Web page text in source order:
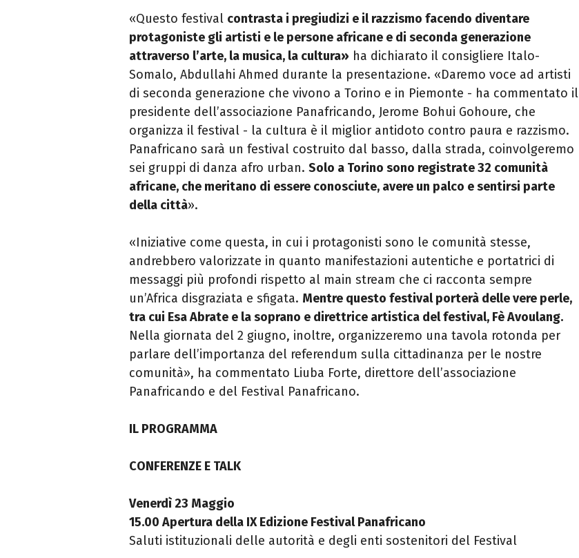
«Questo festival contrasta i pregiudizi e il razzismo facendo diventare
protagoniste gli artisti e le persone africane e di seconda generazione
attraverso l’arte, la musica, la cultura» ha dichiarato il consigliere Italo-
Somalo, Abdullahi Ahmed durante la presentazione. «Daremo voce ad artisti
di seconda generazione che vivono a Torino e in Piemonte - ha commentato il
presidente dell’associazione Panafricando, Jerome Bohui Gohoure, che
organizza il festival - la cultura è il miglior antidoto contro paura e razzismo.
Panafricano sarà un festival costruito dal basso, dalla strada, coinvolgeremo
sei gruppi di danza afro urban. Solo a Torino sono registrate 32 comunità
africane, che meritano di essere conosciute, avere un palco e sentirsi parte
della città».
«Iniziative come questa, in cui i protagonisti sono le comunità stesse,
andrebbero valorizzate in quanto manifestazioni autentiche e portatrici di
messaggi più profondi rispetto al main stream che ci racconta sempre
un’Africa disgraziata e sfigata. Mentre questo festival porterà delle vere perle,
tra cui Esa Abrate e la soprano e direttrice artistica del festival, Fè Avoulang.
Nella giornata del 2 giugno, inoltre, organizzeremo una tavola rotonda per
parlare dell’importanza del referendum sulla cittadinanza per le nostre
comunità», ha commentato Liuba Forte, direttore dell’associazione
Panafricando e del Festival Panafricano.
IL PROGRAMMA
CONFERENZE E TALK
Venerdì 23 Maggio
15.00 Apertura della IX Edizione Festival Panafricano
Saluti istituzionali delle autorità e degli enti sostenitori del Festival